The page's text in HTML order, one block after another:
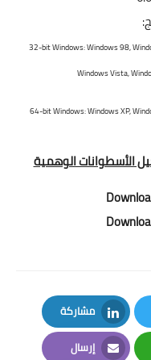
32-bit Windows: Windows 98,
Windows Vista,
64-bit Windows: Windows XP,
مشاركة
LinkedIn
إرسال